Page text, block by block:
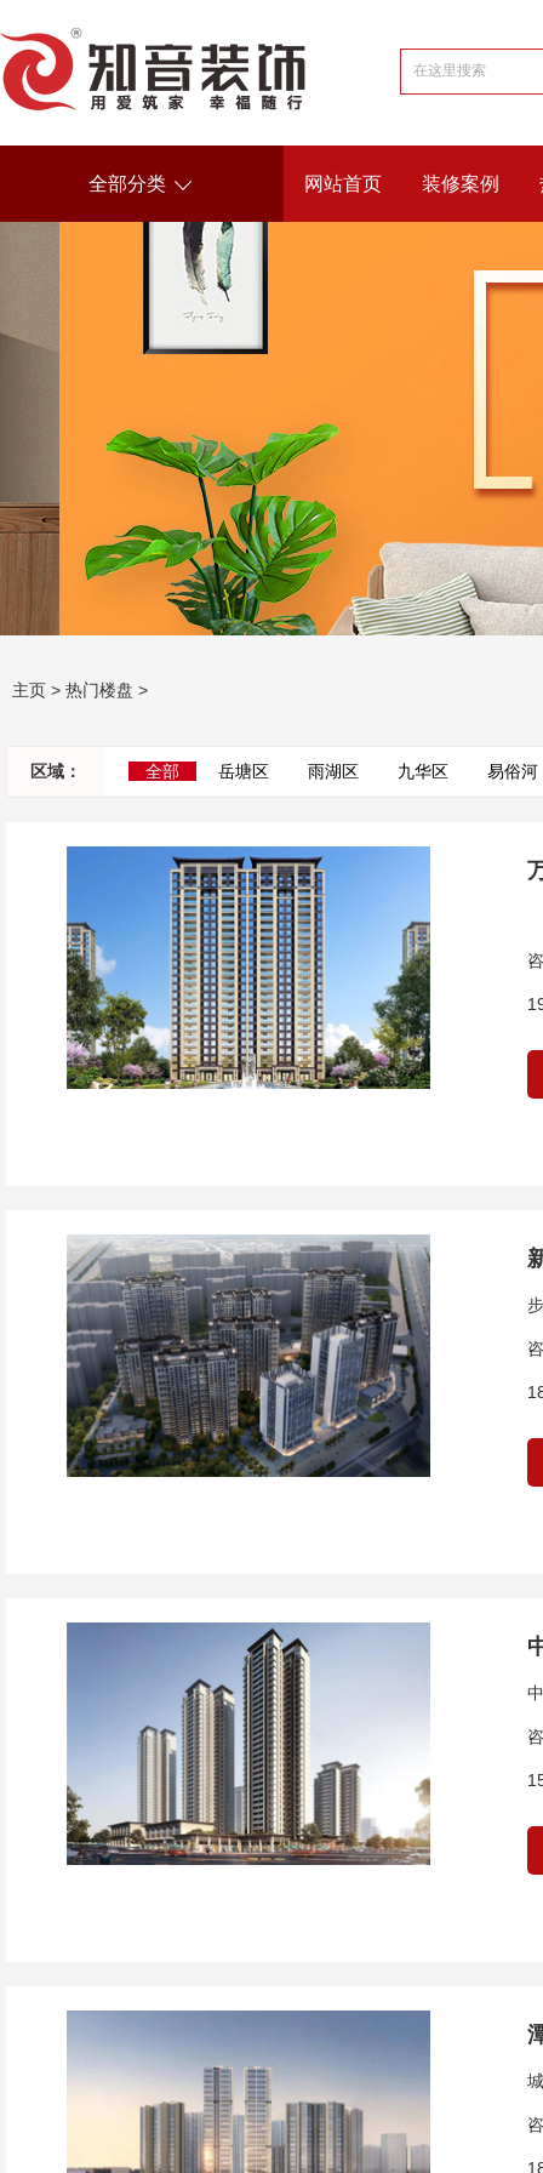
全部分类 网站首页 装修案例
主页 > 热门楼盘 >
区域： 全部 岳塘区 雨湖区 九华区 易俗河